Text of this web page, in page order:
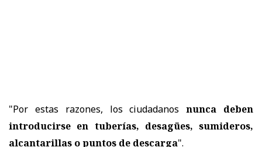
"Por estas razones, los ciudadanos nunca deben
introducirse en tuberías, desagües, sumideros,
alcantarillas o puntos de descarga".